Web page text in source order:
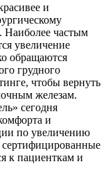
и
Наиболее частым
увеличение
обращаются
грудного
чтобы вернуть
железам.
сегодня
и
по увеличению
сертифицированные
к пациенткам и